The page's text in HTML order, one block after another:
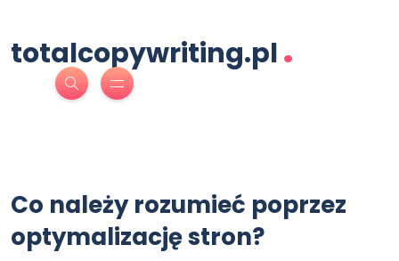
totalcopywriting.pl.
Co należy rozumieć poprzez
optymalizację stron?